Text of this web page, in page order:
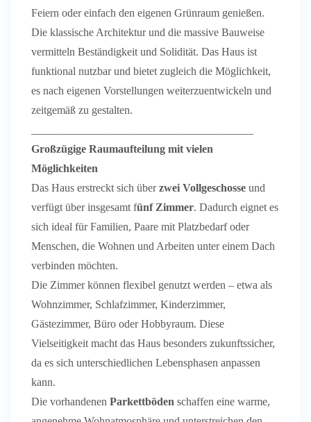
Feiern oder einfach den eigenen Grünraum genießen.
Die klassische Architektur und die massive Bauweise
vermitteln Beständigkeit und Solidität. Das Haus ist
funktional nutzbar und bietet zugleich die Möglichkeit,
es nach eigenen Vorstellungen weiterzuentwickeln und
zeitgemäß zu gestalten.
Großzügige Raumaufteilung mit vielen
Möglichkeiten
Das Haus erstreckt sich überzwei Vollgeschosse und
verfügt über insgesamt fünf Zimmer. Dadurch eignet es
sich ideal für Familien, Paare mit Platzbedarf oder
Menschen, die Wohnen und Arbeiten unter einem Dach
verbinden möchten.
Die Zimmer können flexibel genutzt werden – etwa als
Wohnzimmer, Schlafzimmer, Kinderzimmer,
Gästezimmer, Büro oder Hobbyraum. Diese
Vielseitigkeit macht das Haus besonders zukunftssicher,
da es sich unterschiedlichen Lebensphasen anpassen
kann.
Die vorhandenen Parkettböden schaffen eine warme,